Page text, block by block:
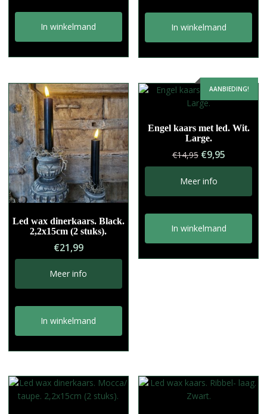
In winkelmand In winkelmand
Led wax dinerkaars. Black.
2,2x15cm (2 stuks).
€21,99
Meer info
In winkelmand
AANBIEDING!
Engel kaars met led. Wit.
Large.
€14,95
prijs
was:
€14,95.
€9,95Huidige
prijs
€9,95.
Meer info
In winkelmand